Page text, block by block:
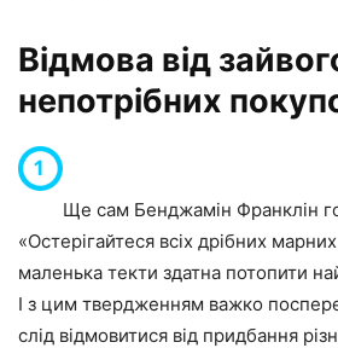
Відмова від
непотрібних
Ще сам Бенджамін Франклін
«Остерігайтеся всіх дрібних
маленька текти здатна потопити
І з цим твердженням важко
слід відмовитися від придбання